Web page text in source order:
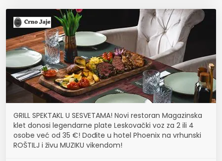
GRILL SPEKTAKL U SESVETAMA! Novi restoran Magazinska
klet donosi legendarne plate Leskovački voz za 2 ili 4
osobe već od 35 €! Dođite u hotel Phoenix na vrhunski
ROŠTILJ i živu MUZIKU vikendom!